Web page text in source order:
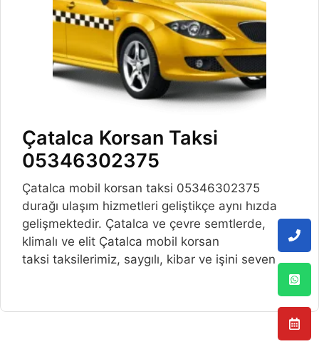
Çatalca Korsan Taksi
05346302375
Çatalca mobil korsan taksi 05346302375
durağı ulaşım hizmetleri geliştikçe aynı hızda
gelişmektedir. Çatalca ve çevre semtlerde,
klimalı ve elit Çatalca mobil korsan
taksi taksilerimiz, saygılı, kibar ve işini seven